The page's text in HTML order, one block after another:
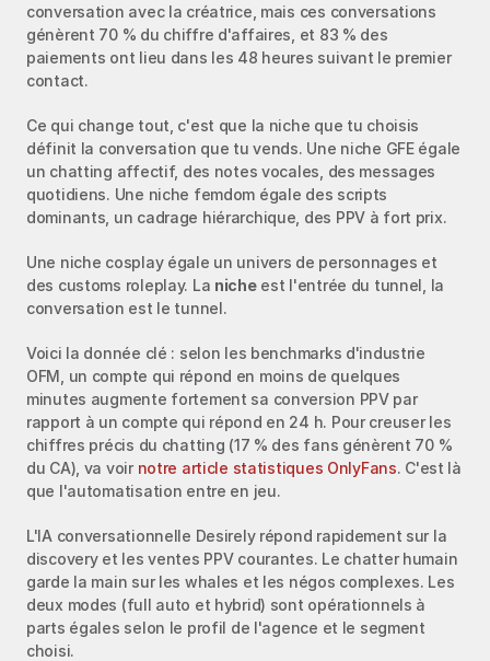
conversation avec la créatrice, mais ces conversations
génèrent 70 % du chiffre d'affaires, et 83 % des
paiements ont lieu dans les 48 heures suivant le premier
contact.
Ce qui change tout, c'est que la niche que tu choisis
définit la conversation que tu vends. Une niche GFE égale
un chatting affectif, des notes vocales, des messages
quotidiens. Une niche femdom égale des scripts
dominants, un cadrage hiérarchique, des PPV à fort prix.
Une niche cosplay égale un univers de personnages et
des customs roleplay. La niche est l'entrée du tunnel, la
conversation est le tunnel.
Voici la donnée clé : selon les benchmarks d'industrie
OFM, un compte qui répond en moins de quelques
minutes augmente fortement sa conversion PPV par
rapport à un compte qui répond en 24 h. Pour creuser les
chiffres précis du chatting (17 % des fans génèrent 70 %
du CA), va voir notre article statistiques OnlyFans. C'est là
que l'automatisation entre en jeu.
L'IA conversationnelle Desirely répond rapidement sur la
discovery et les ventes PPV courantes. Le chatter humain
garde la main sur les whales et les négos complexes. Les
deux modes (full auto et hybrid) sont opérationnels à
parts égales selon le profil de l'agence et le segment
choisi.